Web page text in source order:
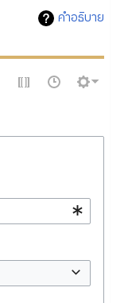
คำอธิบาย